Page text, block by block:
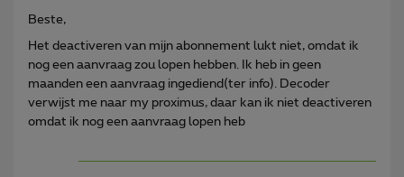
Beste,
Het deactiveren van mijn abonnement lukt niet, omdat ik
nog een aanvraag zou lopen hebben. Ik heb in geen
maanden een aanvraag ingediend(ter info). Decoder
verwijst me naar my proximus, daar kan ik niet deactiveren
omdat ik nog een aanvraag lopen heb